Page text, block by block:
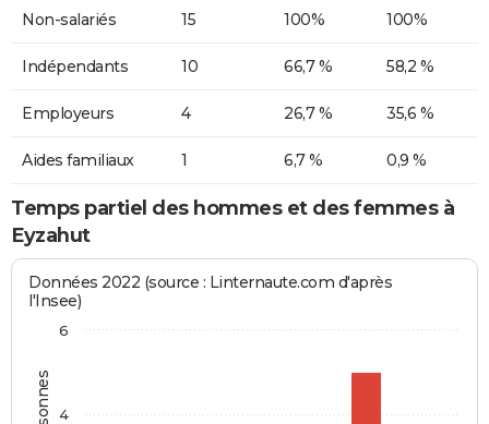
Non-salariés 15 100% 100%
Indépendants 10 66,7 % 58,2 %
Employeurs 4 26,7 % 35,6 %
Aides familiaux 1 6,7 % 0,9 %
Temps partiel des hommes et des femmes à
Eyzahut
Données 2022 (source : Linternaute.com d'après
l'Insee)
4
6